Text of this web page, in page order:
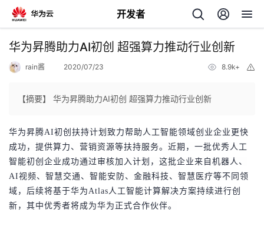
开发者
返
个
人
主
我
的
华为昇腾助力AI初创 超强算力推动行业创新
rain酱 2020/07/23 8.9k+
【摘要】 华为昇腾助力AI初创 超强算力推动行业创新
华为昇腾AI初创扶持计划致力帮助人工智能领域创业企业更快
成功，提供算力、营销资源等扶持服务。 近期，一批优秀人工
智能初创企业成功通过审核加入计划，这批企业来自机器人、
AI视频、智慧交通、智能安防、金融科技、智慧医疗等不同领
域，后续将基于华为Atlas人工智能计算解决方案持续进行创
新，其中优秀者将成为华为正式合作伙伴。